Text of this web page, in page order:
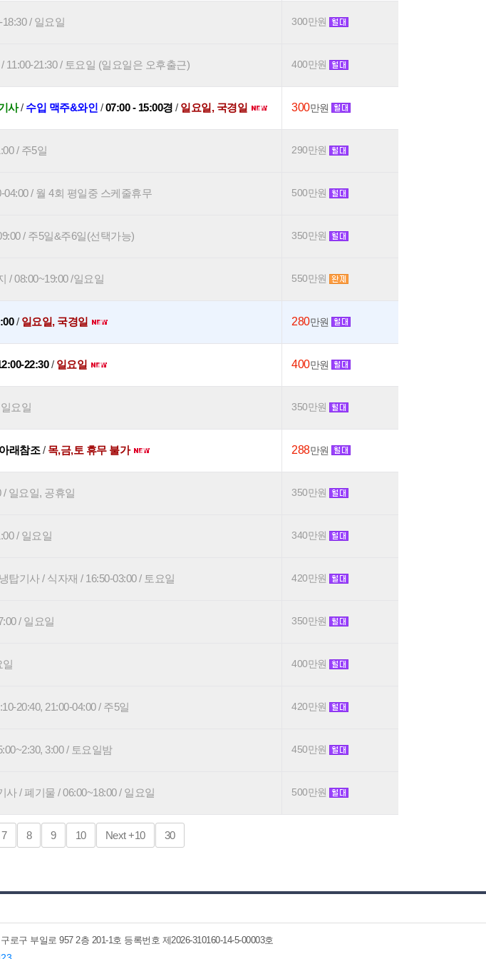
/ 일요일 300만원
21:30 / 토요일 (일요일은 오후출근) 400만원
사/ 수입 맥주&와인 /07:00 - 15:00경 / 일요일, 국경일 300만원
/ 주5일 290만원
/ 월 4회 평일중 스케줄휴무 500만원
/ 주5일&주6일(선택가능) 350만원
/ 08:00~19:00 /일요일 550만원
/ 일요일, 국경일 280만원
22:30/ 일요일 400만원
요일 350만원
래참조/ 목,금,토 휴무 불가 288만원
/ 일요일, 공휴일 350만원
/ 일요일 340만원
기사 / 식자재 / 16:50-03:00 / 토요일 420만원
/ 일요일 350만원
일 400만원
20:40, 21:00-04:00 / 주5일 420만원
3:00 / 토요일밤 450만원
/ 폐기물 / 06:00~18:00 / 일요일 500만원
7 8 9 10 Next+10 30
로구 부일로 957 2층 201-1호 등록번호 제2026-310160-14-5-00003호